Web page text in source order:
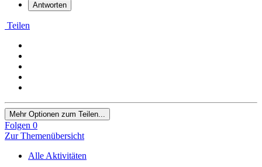
Antworten
Teilen
Mehr Optionen zum Teilen...
Folgen 0
Zur Themenübersicht
Alle Aktivitäten